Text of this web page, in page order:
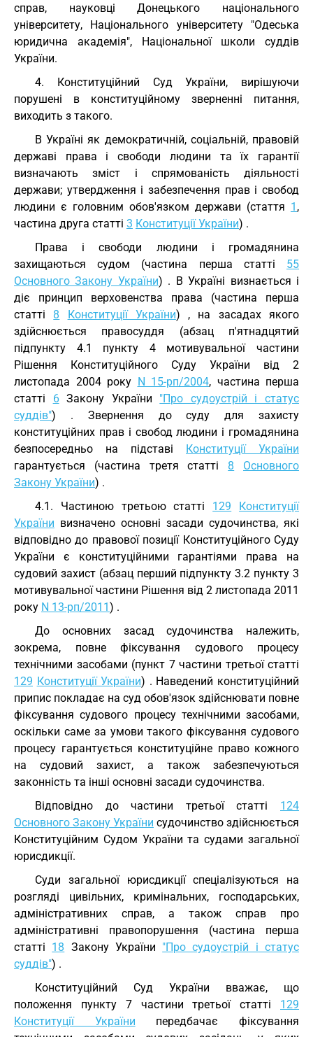
справ, науковці Донецького національного
університету, Національного університету "Одеська
юридична академія", Національної школи суддів
України.
4. Конституційний Суд України, вирішуючи
порушені в конституційному зверненні питання,
виходить з такого.
В Україні як демократичній, соціальній, правовій
державі права і свободи людини та їх гарантії
визначають зміст і спрямованість діяльності
держави; утвердження і забезпечення прав і свобод
людини є головним обов'язком держави (стаття 1 ,
частина друга статті 3 Конституції України) .
Права і свободи людини і громадянина
захищаються судом (частина перша статті 55
Основного Закону України) . В Україні визнається і
діє принцип верховенства права (частина перша
статті 8 Конституції України) , на засадах якого
здійснюється правосуддя (абзац п'ятнадцятий
підпункту 4.1 пункту 4 мотивувальної частини
Рішення Конституційного Суду України від 2
листопада 2004 року N 15-рп/2004, частина перша
статті 6Закону України "Про судоустрій і статус
суддів") . Звернення до суду для захисту
конституційних прав і свобод людини і громадянина
безпосередньо на підставі Конституції України
гарантується (частина третя статті 8
Основного
Закону України) .
4.1. Частиною третьою статті 129
Конституції
України визначено основні засади судочинства, які
відповідно до правової позиції Конституційного Суду
України є конституційними гарантіями права на
судовий захист (абзац перший підпункту 3.2 пункту 3
мотивувальної частини Рішення від 2 листопада 2011
року N 13-рп/2011) .
До основних засад судочинства належить,
зокрема, повне фіксування судового процесу
технічними засобами (пункт 7 частини третьої статті
129 Конституції України) . Наведений конституційний
припис покладає на суд обов'язок здійснювати повне
фіксування судового процесу технічними засобами,
оскільки саме за умови такого фіксування судового
процесу гарантується конституційне право кожного
на судовий захист, а також забезпечуються
законність та інші основні засади судочинства.
Відповідно до частини третьої статті 124
Основного Закону України судочинство здійснюється
Конституційним Судом України та судами загальної
юрисдикції.
Суди загальної юрисдикції спеціалізуються на
розгляді цивільних, кримінальних, господарських,
адміністративних справ, а також справ про
адміністративні правопорушення (частина перша
статті 18 Закону України "Про судоустрій і статус
суддів") .
Конституційний Суд України вважає, що
положення пункту 7 частини третьої статті 129
Конституції України передбачає фіксування